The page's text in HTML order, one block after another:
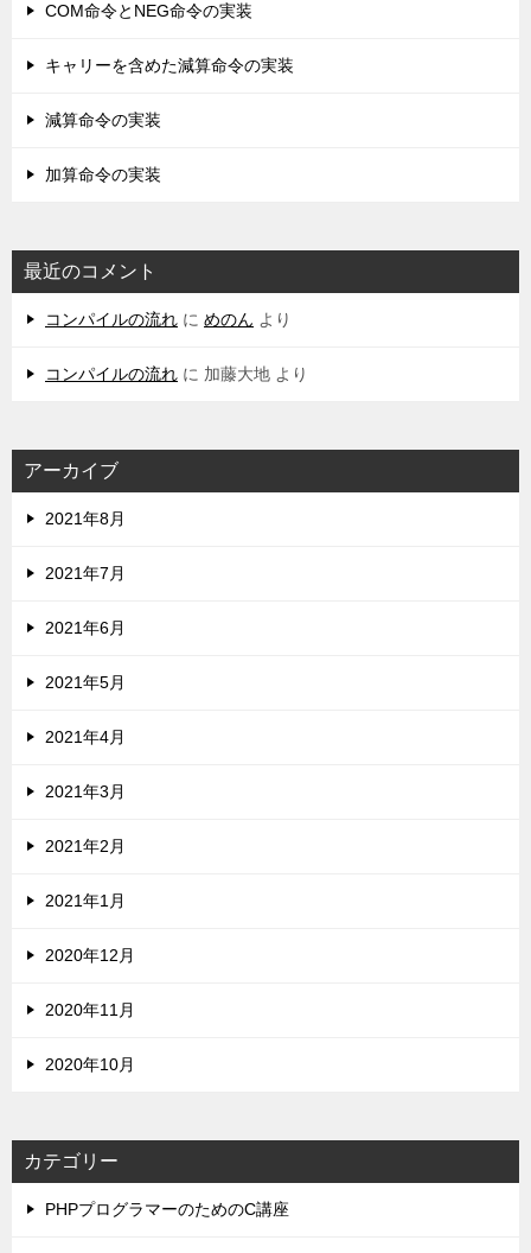
COM命令とNEG命令の実装
キャリーを含めた減算命令の実装
減算命令の実装
加算命令の実装
最近のコメント
コンパイルの流れ に めのん より
コンパイルの流れ に 加藤大地 より
アーカイブ
2021年8月
2021年7月
2021年6月
2021年5月
2021年4月
2021年3月
2021年2月
2021年1月
2020年12月
2020年11月
2020年10月
カテゴリー
PHPプログラマーのためのC講座